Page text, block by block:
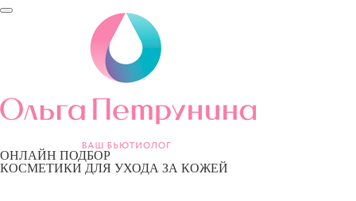
ОНЛАЙН ПОДБОР
КОСМЕТИКИ ДЛЯ УХОДА ЗА КОЖЕЙ